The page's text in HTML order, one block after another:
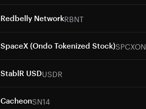
Redbelly NetworkRBNT
SpaceX (Ondo Tokenized Stock)SPCXON
StablR USDUSDR
CacheonSN14